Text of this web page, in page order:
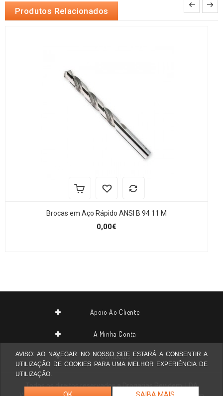
Produtos Relacionados
Brocas em Aço Rápido ANSI B 94 11 M
0,00€
AVISO: AO NAVEGAR NO NOSSO SITE ESTARÁ A CONSENTIR A
UTILIZAÇÃO DE COOKIES PARA UMA MELHOR EXPERIÊNCIA DE
UTILIZAÇÃO.
Apoio Ao Cliente
A Minha Conta
Contactos
Todos os direitos reservados aDrogarias Pevidem, LDA